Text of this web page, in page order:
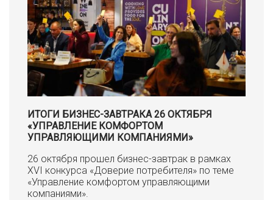
ИТОГИ БИЗНЕС-ЗАВТРАКА 26 ОКТЯБРЯ
«УПРАВЛЕНИЕ КОМФОРТОМ
УПРАВЛЯЮЩИМИ КОМПАНИЯМИ»
26 октября прошел бизнес-завтрак в рамках
XVI конкурса «Доверие потребителя» по теме
«Управление комфортом управляющими
компаниями».